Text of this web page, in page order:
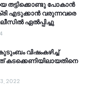
തട്ടിക്കൊണ്ടു പോകാൻ
എടുക്കാൻ വരുന്നവരെ
ഏൽപ്പിച്ചു
വിഷംകഴിച്ച്‌
കടക്കെണിയിലായതിനെ
2022